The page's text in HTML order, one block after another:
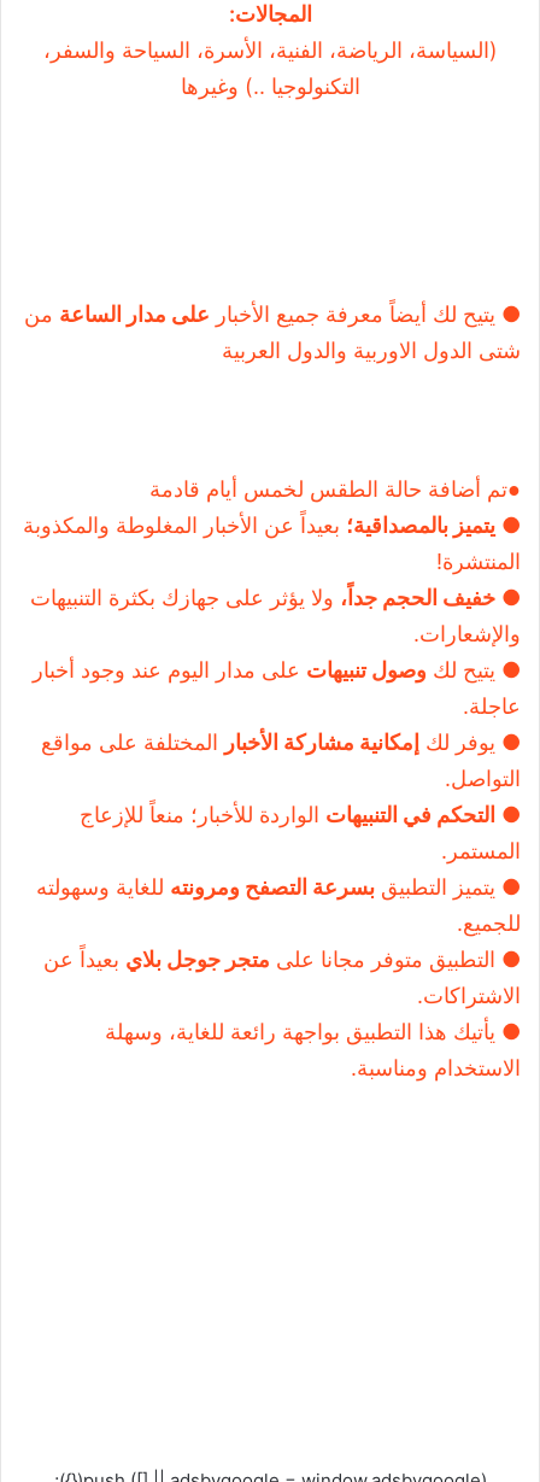
المجالات:
(السياسة، الرياضة، الفنية، الأسرة، السياحة والسفر،
التكنولوجيا ..) وغيرها
● يتيح لك أيضاً معرفة جميع الأخبار على مدار الساعة من
شتى الدول الاوربية والدول العربية
●تم أضافة حالة الطقس لخمس أيام قادمة
● يتميز بالمصداقية؛ بعيداً عن الأخبار المغلوطة والمكذوبة
المنتشرة!
● خفيف الحجم جداً، ولا يؤثر على جهازك بكثرة التنبيهات
والإشعارات.
● يتيح لك وصول تنبيهات على مدار اليوم عند وجود أخبار
عاجلة.
● يوفر لك إمكانية مشاركة الأخبار المختلفة على مواقع
التواصل.
● التحكم في التنبيهات الواردة للأخبار؛ منعاً للإزعاج
المستمر.
● يتميز التطبيق بسرعة التصفح ومرونته للغاية وسهولته
للجميع.
● التطبيق متوفر مجانا على متجر جوجل بلاي بعيداً عن
الاشتراكات.
● يأتيك هذا التطبيق بواجهة رائعة للغاية، وسهلة
الاستخدام ومناسبة.